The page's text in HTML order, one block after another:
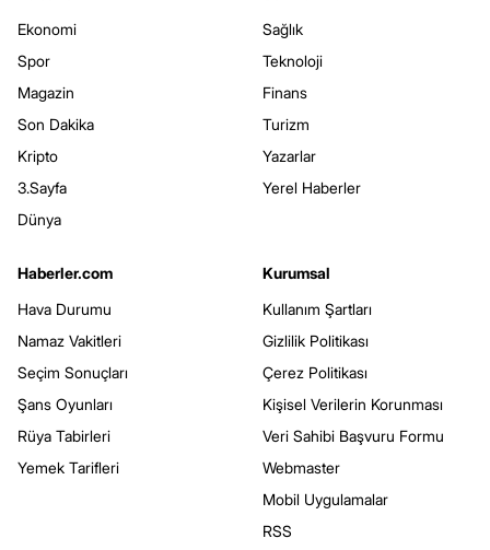
Ekonomi
Spor
Magazin
Son Dakika
Kripto
3.Sayfa
Dünya
Sağlık
Teknoloji
Finans
Turizm
Yazarlar
Yerel Haberler
Haberler.com
Hava Durumu
Namaz Vakitleri
Seçim Sonuçları
Şans Oyunları
Rüya Tabirleri
Yemek Tarifleri
Kurumsal
Kullanım Şartları
Gizlilik Politikası
Çerez Politikası
Kişisel Verilerin Korunması
Veri Sahibi Başvuru Formu
Webmaster
Mobil Uygulamalar
RSS